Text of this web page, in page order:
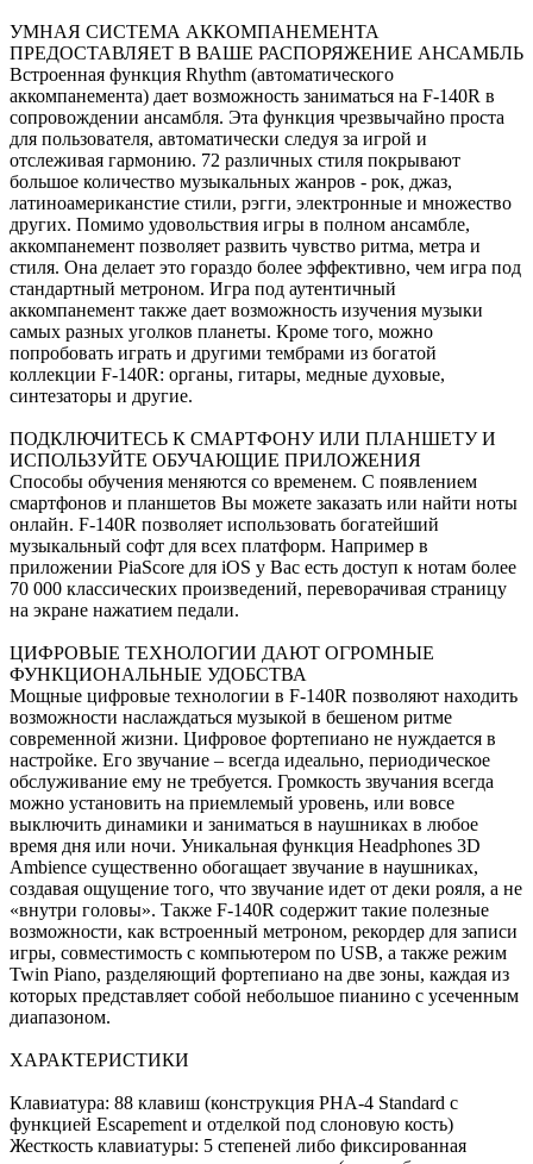
УМНАЯ СИСТЕМА АККОМПАНЕМЕНТА
ПРЕДОСТАВЛЯЕТ В ВАШЕ РАСПОРЯЖЕНИЕ АНСАМБЛЬ
Встроенная функция Rhythm (автоматического
аккомпанемента) дает возможность заниматься на F-140R в
сопровождении ансамбля. Эта функция чрезвычайно проста
для пользователя, автоматически следуя за игрой и
отслеживая гармонию. 72 различных стиля покрывают
большое количество музыкальных жанров - рок, джаз,
латиноамериканстие стили, рэгги, электронные и множество
других. Помимо удовольствия игры в полном ансамбле,
аккомпанемент позволяет развить чувство ритма, метра и
стиля. Она делает это гораздо более эффективно, чем игра под
стандартный метроном. Игра под аутентичный
аккомпанемент также дает возможность изучения музыки
самых разных уголков планеты. Кроме того, можно
попробовать играть и другими тембрами из богатой
коллекции F-140R: органы, гитары, медные духовые,
синтезаторы и другие.
ПОДКЛЮЧИТЕСЬ К СМАРТФОНУ ИЛИ ПЛАНШЕТУ И
ИСПОЛЬЗУЙТЕ ОБУЧАЮЩИЕ ПРИЛОЖЕНИЯ
Способы обучения меняются со временем. С появлением
смартфонов и планшетов Вы можете заказать или найти ноты
онлайн. F-140R позволяет использовать богатейший
музыкальный софт для всех платформ. Например в
приложении PiaScore для iOS у Вас есть доступ к нотам более
70 000 классических произведений, переворачивая страницу
на экране нажатием педали.
ЦИФРОВЫЕ ТЕХНОЛОГИИ ДАЮТ ОГРОМНЫЕ
ФУНКЦИОНАЛЬНЫЕ УДОБСТВА
Мощные цифровые технологии в F-140R позволяют находить
возможности наслаждаться музыкой в бешеном ритме
современной жизни. Цифровое фортепиано не нуждается в
настройке. Его звучание – всегда идеально, периодическое
обслуживание ему не требуется. Громкость звучания всегда
можно установить на приемлемый уровень, или вовсе
выключить динамики и заниматься в наушниках в любое
время дня или ночи. Уникальная функция Headphones 3D
Ambience существенно обогащает звучание в наушниках,
создавая ощущение того, что звучание идет от деки рояля, а не
«внутри головы». Также F-140R содержит такие полезные
возможности, как встроенный метроном, рекордер для записи
игры, совместимость с компьютером по USB, а также режим
Twin Piano, разделяющий фортепиано на две зоны, каждая из
которых представляет собой небольшое пианино с усеченным
диапазоном.
ХАРАКТЕРИСТИКИ
Клавиатура: 88 клавиш (конструкция PHA-4 Standard с
функцией Escapement и отделкой под слоновую кость)
Жесткость клавиатуры: 5 степеней либо фиксированная